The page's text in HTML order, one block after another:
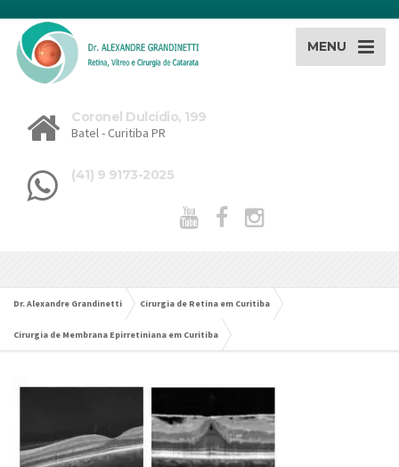
MENU
Coronel Dulcídio, 199
Batel - Curitiba PR
(41) 9 9173-2025
Dr. Alexandre Grandinetti Cirurgia de Retina em Curitiba
Cirurgia de Membrana Epirretiniana em Curitiba